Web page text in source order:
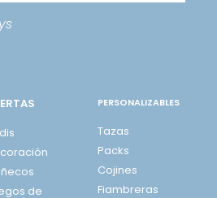
de
PERSONALIZABLES
Tazas
Packs
Cojines
Fiambreras